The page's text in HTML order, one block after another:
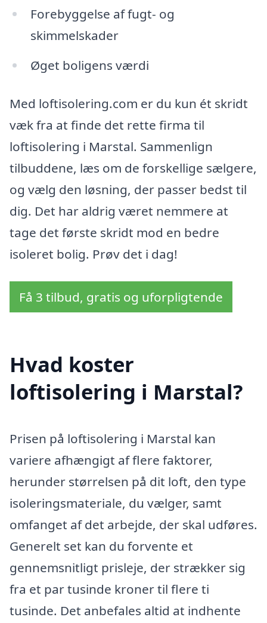
Forebyggelse af fugt- og
skimmelskader
Øget boligens værdi
Med loftisolering.com er du kun ét skridt
væk fra at finde det rette firma til
loftisolering i Marstal. Sammenlign
tilbuddene, læs om de forskellige sælgere,
og vælg den løsning, der passer bedst til
dig. Det har aldrig været nemmere at
tage det første skridt mod en bedre
isoleret bolig. Prøv det i dag!
Få 3 tilbud, gratis og uforpligtende
Hvad koster
loftisolering i Marstal?
Prisen på loftisolering i Marstal kan
variere afhængigt af flere faktorer,
herunder størrelsen på dit loft, den type
isoleringsmateriale, du vælger, samt
omfanget af det arbejde, der skal udføres.
Generelt set kan du forvente et
gennemsnitligt prisleje, der strækker sig
fra et par tusinde kroner til flere ti
tusinde. Det anbefales altid at indhente